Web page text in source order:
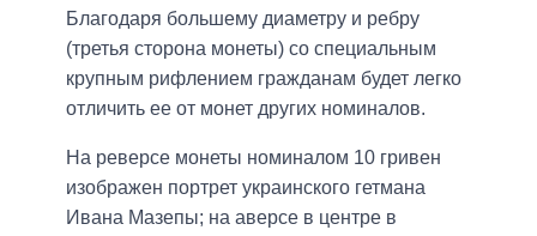
Благодаря большему диаметру и ребру
(третья сторона монеты) со специальным
крупным рифлением гражданам будет легко
отличить ее от монет других номиналов.
На реверсе монеты номиналом 10 гривен
изображен портрет украинского гетмана
Ивана Мазепы; на аверсе в центре в